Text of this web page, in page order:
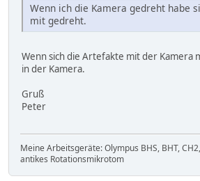
Wenn ich die Kamera gedreht habe
mit gedreht.
Wenn sich die Artefakte mit der Kamera
in der Kamera.
Gruß
Peter
Meine Arbeitsgeräte: Olympus BHS, BHT,
antikes Rotationsmikrotom